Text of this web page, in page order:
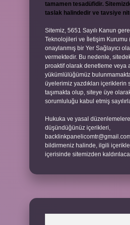
tamamen tesadüfidir.
taslak halindedir ve tavsiye
Sitemiz, 5651 Sayılı Kanun
Teknolojileri ve İletişim Kurumu
onaylanmış bir Yer Sağlayıcı
vermektedir. Bu nedenle,
proaktif olarak denetleme veya
yükümlülüğümüz
üyelerimiz yazdıkları içeriklerin
taşımakta olup, siteye üye
sorumluluğu kabul etmiş
Hukuka ve yasal
düşündüğünüz içerikleri,
bildirmeniz halinde, ilgili
içerisinde sitemizden